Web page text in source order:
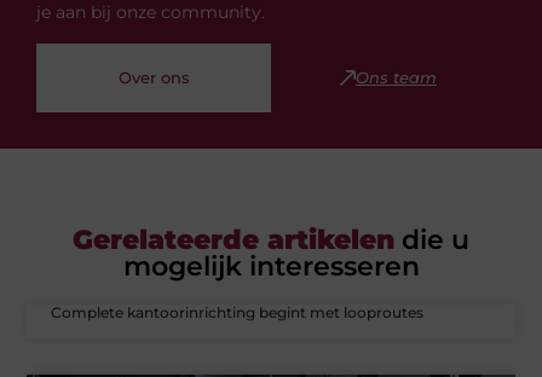
je aan bij onze community.
Over ons Ons team
Gerelateerde artikelen die u
mogelijk interesseren
Complete kantoorinrichting begint met looproutes